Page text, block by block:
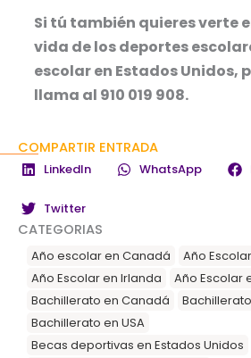
Si tú también quieres verte
vida de los deportes
escolar en Estados Unidos,
llama al 910 019 908.
COMPARTIR ENTRADA
LinkedIn WhatsApp
Twitter
CATEGORIAS
Año escolar en Canadá
Año
Año Escolar en Irlanda
Año Escolar
Bachillerato en Canadá
Bachillerato en USA
Becas deportivas en Estados Unidos